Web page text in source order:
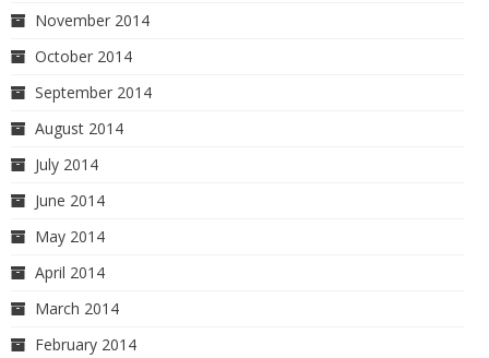
November 2014
October 2014
September 2014
August 2014
July 2014
June 2014
May 2014
April 2014
March 2014
February 2014